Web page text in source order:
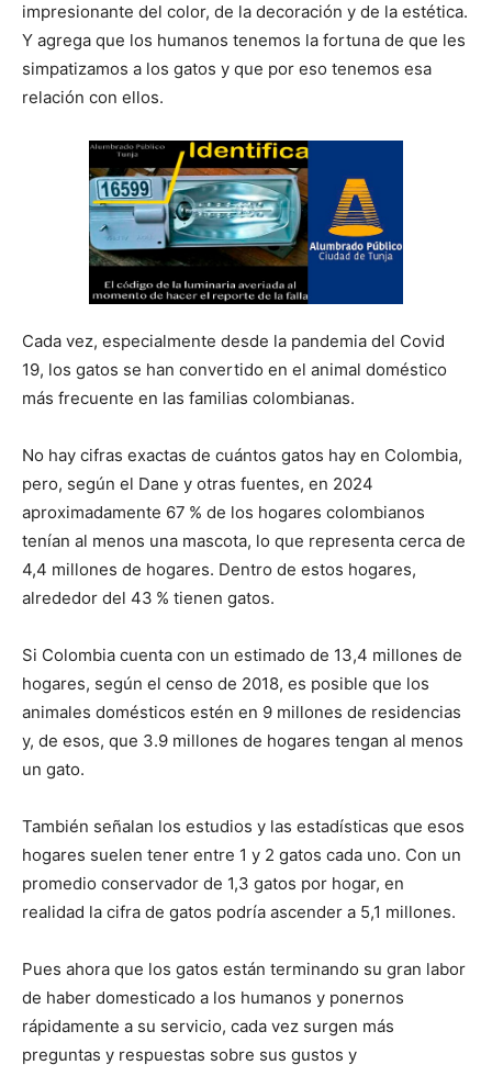
impresionante del color, de la decoración y de la estética.
Y agrega que los humanos tenemos la fortuna de que les
simpatizamos a los gatos y que por eso tenemos esa
relación con ellos.
Cada vez, especialmente desde la pandemia del Covid
19, los gatos se han convertido en el animal doméstico
más frecuente en las familias colombianas.
No hay cifras exactas de cuántos gatos hay en Colombia,
pero, según el Dane y otras fuentes, en 2024
aproximadamente 67 % de los hogares colombianos
tenían al menos una mascota, lo que representa cerca de
4,4 millones de hogares. Dentro de estos hogares,
alrededor del 43 % tienen gatos.
Si Colombia cuenta con un estimado de 13,4 millones de
hogares, según el censo de 2018, es posible que los
animales domésticos estén en 9 millones de residencias
y, de esos, que 3.9 millones de hogares tengan al menos
un gato.
También señalan los estudios y las estadísticas que esos
hogares suelen tener entre 1 y 2 gatos cada uno. Con un
promedio conservador de 1,3 gatos por hogar, en
realidad la cifra de gatos podría ascender a 5,1 millones.
Pues ahora que los gatos están terminando su gran labor
de haber domesticado a los humanos y ponernos
rápidamente a su servicio, cada vez surgen más
preguntas y respuestas sobre sus gustos y